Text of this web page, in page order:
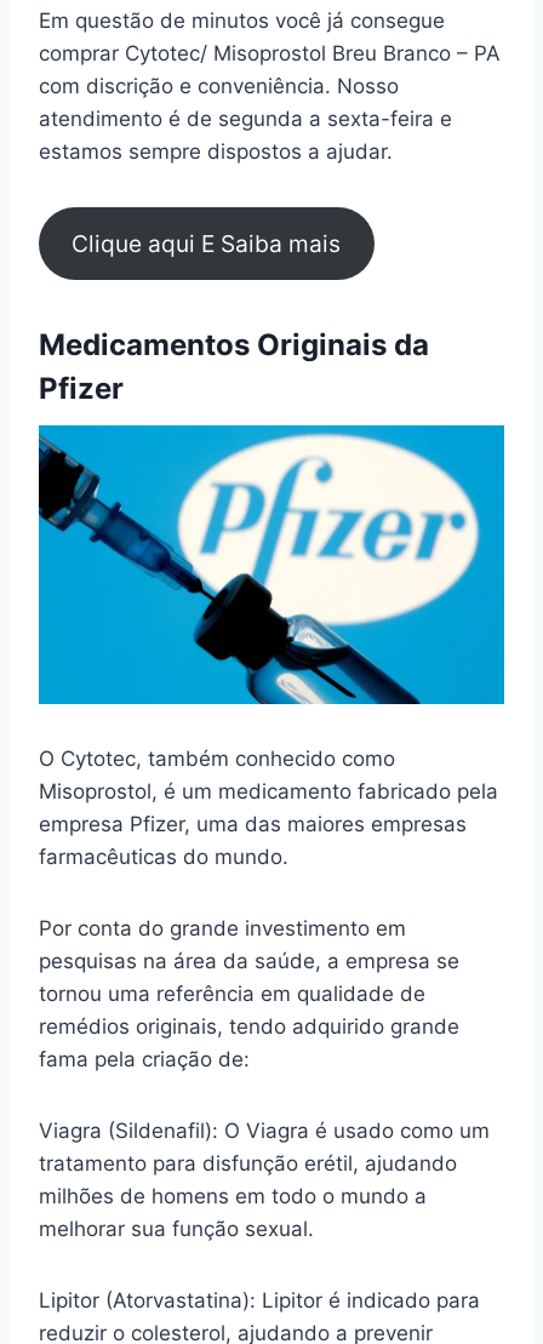
Em questão de minutos você já consegue
comprar Cytotec/ Misoprostol Breu Branco – PA
com discrição e conveniência. Nosso
atendimento é de segunda a sexta-feira e
estamos sempre dispostos a ajudar.
Clique aqui E Saiba mais
Medicamentos Originais da
Pfizer
O Cytotec, também conhecido como
Misoprostol, é um medicamento fabricado pela
empresa Pfizer, uma das maiores empresas
farmacêuticas do mundo.
Por conta do grande investimento em
pesquisas na área da saúde, a empresa se
tornou uma referência em qualidade de
remédios originais, tendo adquirido grande
fama pela criação de:
Viagra (Sildenafil): O Viagra é usado como um
tratamento para disfunção erétil, ajudando
milhões de homens em todo o mundo a
melhorar sua função sexual.
Lipitor (Atorvastatina): Lipitor é indicado para
reduzir o colesterol, ajudando a prevenir